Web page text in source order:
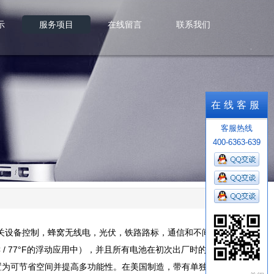
服务项目
在线留言
联系我们
备控制，蜂窝无线电，光伏，铁路路标，通信和不间
77°F的浮动应用中），并且所有电池在初次出厂时的额
可节省空间并提高多功能性。在美国制造，带有单独的
在线客服
客服热线
400-6363-639